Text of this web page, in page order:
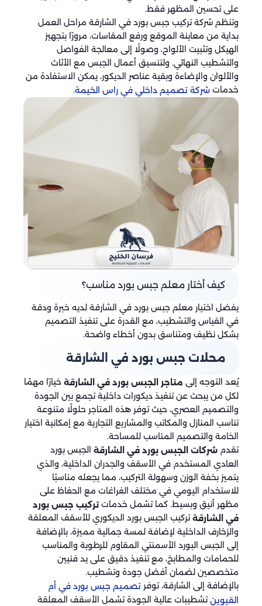
على تحسين المظهر فقط.
وتنظم شركة تركيب جبس بورد في الشارقة مراحل العمل
بداية من معاينة الموقع ورفع المقاسات، مرورًا بتجهيز
الهيكل وتثبيت الألواح، وصولًا إلى معالجة الفواصل
والتشطيب النهائي. ولتنسيق أعمال الجبس مع الأثاث
والألوان والإضاءة وبقية عناصر الديكور، يمكن الاستفادة من
خدمات شركة تصميم داخلي في راس الخيمة.
كيف أختار معلم جبس بورد مناسب؟
يفضل اختيار معلم جبس بورد في الشارقة لديه خبرة ودقة
في القياس والتشطيب، مع القدرة على تنفيذ التصميم
بشكل نظيف ومتناسق بدون أخطاء واضحة.
محلات جبس بورد في الشارقة
يُعد التوجه إلى متاجر الجبس بورد في الشارقة خيارًا مهمًا
لكل من يبحث عن تنفيذ ديكورات داخلية تجمع بين الجودة
والتصميم العصري، حيث توفر هذه المتاجر حلولًا متنوعة
تناسب المنازل والمكاتب والمشاريع التجارية مع إمكانية اختيار
الخامة والتصميم المناسب للمساحة.
تقدم شركات الجبس بورد في الشارقة الجبس بورد
العادي المستخدم في الأسقف والجدران الداخلية، والذي
يتميز بخفة الوزن وسهولة التركيب، مما يجعله مناسبًا
للاستخدام اليومي في مختلف الفراغات مع الحفاظ على
مظهر أنيق وبسيط. كما تشمل خدماتتركيب جبس بورد
في الشارقةتركيب الجبس بورد الديكوري للأسقف المعلقة
والزخارف الداخلية لإضافة لمسة جمالية مميزة، بالإضافة
إلى الجبس البورد الأسمنتي المقاوم للرطوبة والمناسب
للحمامات والمطابخ، مع تنفيذ دقيق على يد فنيين
متخصصين لضمان أفضل جودة وتشطيب.
بالإضافة إلى الشارقة، توفر تصميم جبس بورد في أم
القيوينتشطيبات عالية الجودة تشمل الأسقف المعلقة